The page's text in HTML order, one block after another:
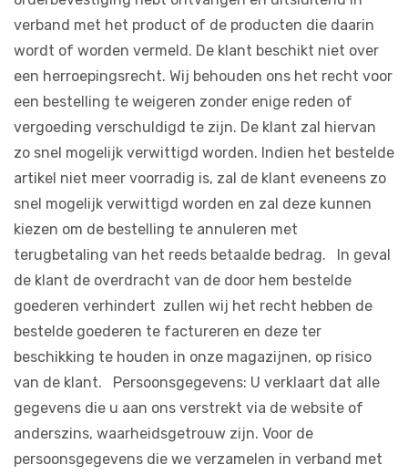
verband met het product of de producten die daarin
wordt of worden vermeld. De klant beschikt niet over
een herroepingsrecht. Wij behouden ons het recht voor
een bestelling te weigeren zonder enige reden of
vergoeding verschuldigd te zijn. De klant zal hiervan
zo snel mogelijk verwittigd worden. Indien het bestelde
artikel niet meer voorradig is, zal de klant eveneens zo
snel mogelijk verwittigd worden en zal deze kunnen
kiezen om de bestelling te annuleren met
terugbetaling van het reeds betaalde bedrag. In geval
de klant de overdracht van de door hem bestelde
goederen verhindert zullen wij het recht hebben de
bestelde goederen te factureren en deze ter
beschikking te houden in onze magazijnen, op risico
van de klant. Persoonsgegevens: U verklaart dat alle
gegevens die u aan ons verstrekt via de website of
anderszins, waarheidsgetrouw zijn. Voor de
persoonsgegevens die we verzamelen in verband met